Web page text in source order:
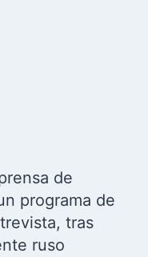
de
programa de
tras
ruso